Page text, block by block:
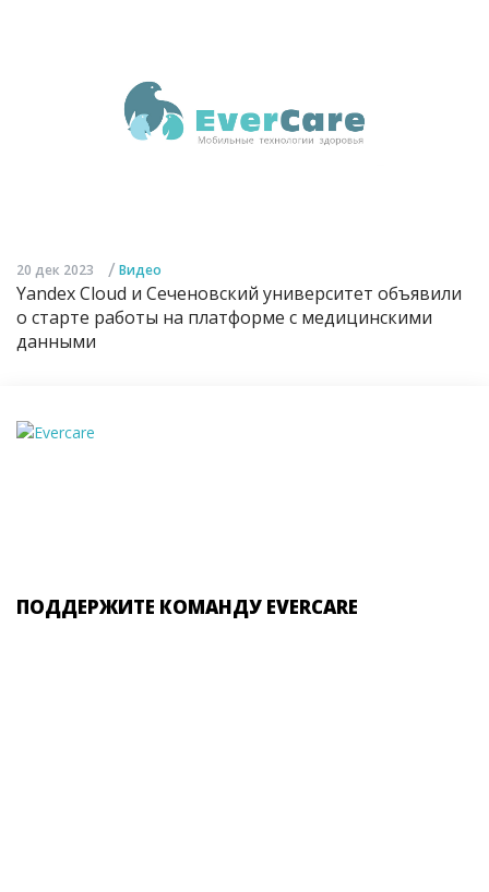
20 дек 2023 / Видео
Yandex Cloud и Сеченовский университет объявили
о старте работы на платформе с медицинскими
данными
ПОДДЕРЖИТЕ КОМАНДУ EVERCARE